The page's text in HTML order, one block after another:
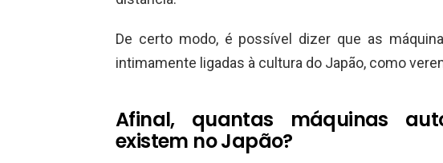
De certo modo, é possível dizer que as
intimamente ligadas à cultura do Japão, como
Afinal, quantas máquinas
existem no Japão?